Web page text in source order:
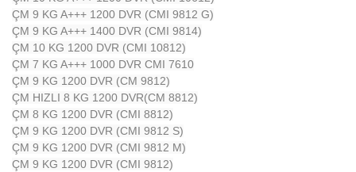
ÇM 9 KG A+++ 1200 DVR (CMI 9812 G)
ÇM 9 KG A+++ 1400 DVR (CMI 9814)
ÇM 10 KG 1200 DVR (CMI 10812)
ÇM 7 KG A+++ 1000 DVR CMI 7610
ÇM 9 KG 1200 DVR (CM 9812)
ÇM HIZLI 8 KG 1200 DVR(CM 8812)
ÇM 8 KG 1200 DVR (CMI 8812)
ÇM 9 KG 1200 DVR (CMI 9812 S)
ÇM 9 KG 1200 DVR (CMI 9812 M)
ÇM 9 KG 1200 DVR (CMI 9812)